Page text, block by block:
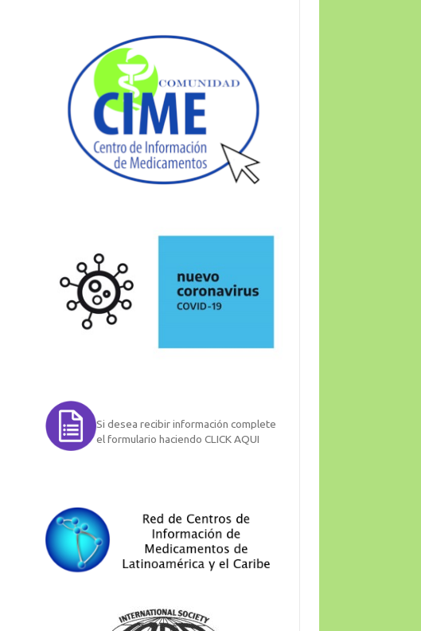
Si desea recibir información complete
el formulario haciendo CLICK AQUI